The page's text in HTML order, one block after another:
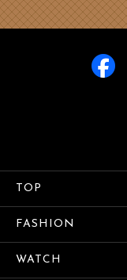
TOP
FASHION
WATCH